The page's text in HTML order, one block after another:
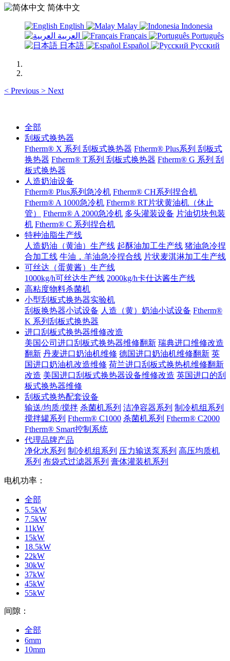
简体中文
English Malay
Indonesia
Français
Português
日本語
Español Русский
< Previous > Next
全部
刮板式换热器
Ftherm® X 系列 刮板式换热器 Ftherm® Plus系列 刮板式
换热器 Ftherm® T系列 刮板式换热器 Ftherm® G 系列 刮
板式换热器
人造奶油设备
Ftherm® Plus系列急冷机 Ftherm® CH系列捏合机
Ftherm® A 1000急冷机 Ftherm® RT片状黄油机（休止
管）
Ftherm® A 2000急冷机 多头灌装设备 片油切块包装
机 Ftherm® C 系列捏合机
特种油脂生产线
人造奶油（黄油）生产线 起酥油加工生产线 猪油急冷捏
合加工线 牛油，羊油急冷捏合线 片状麦淇淋加工生产线
可丝达（蛋黄酱）生产线
1000kg/h可丝达生产线 2000kg/h卡仕达酱生产线
高粘度物料杀菌机
小型刮板式换热器实验机
刮板换热器小试设备 人造（黄）奶油小试设备 Ftherm®
K 系列刮板式换热器
进口刮板式换热器维修改造
美国公司进口刮板式换热器维修翻新 瑞典进口维修改造
翻新 丹麦进口奶油机维修 德国进口奶油机维修翻新 英
国进口奶油机改造维修 荷兰进口刮板式换热机维修翻新
改造 美国进口刮板式换热器设备维修改造 英国进口的刮
板式换热器维修
刮板式换热配套设备
输送/均质/搅拌 杀菌机系列 洁净容器系列 制冷机组系列
搅拌罐系列 Ftherm® C1000 杀菌机系列 Ftherm® C2000
Ftherm® Smart控制系统
代理品牌产品
净化水系列 制冷机组系列 压力输送泵系列 高压均质机
系列 布袋式过滤器系列 膏体灌装机系列
电机功率：
全部
5.5kW
7.5kW
11kW
15kW
18.5kW
22kW
30kW
37kW
45kW
55kW
间隙：
全部
6mm
10mm